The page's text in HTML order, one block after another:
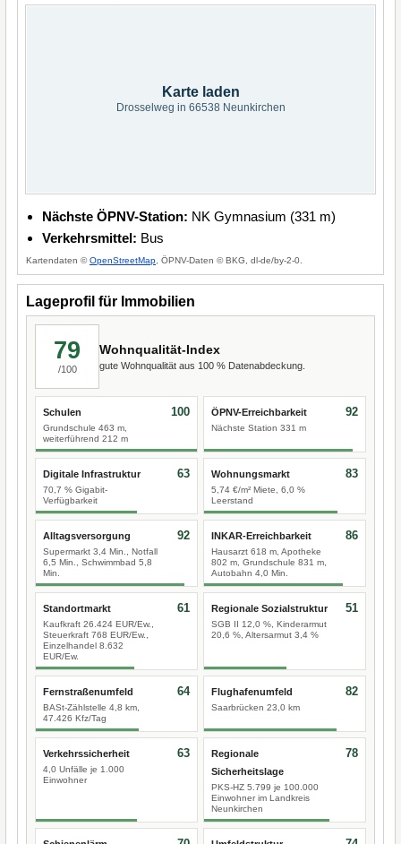
Karte laden
Drosselweg in 66538 Neunkirchen
Nächste ÖPNV-Station: NK Gymnasium (331 m)
Verkehrsmittel: Bus
Kartendaten ©OpenStreetMap , ÖPNV-Daten © BKG, dl-de/by-2-0.
Lageprofil für Immobilien
79
/100
Wohnqualität-Index
gute Wohnqualität aus 100 % Datenabdeckung.
Schulen
Grundschule 463 m,
weiterführend 212 m
100 ÖPNV-Erreichbarkeit
Nächste Station 331 m
92
Digitale Infrastruktur
70,7 % Gigabit-
Verfügbarkeit
63 Wohnungsmarkt
5,74 €/m² Miete, 6,0 %
Leerstand
83
Alltagsversorgung
Supermarkt 3,4 Min., Notfall
6,5 Min., Schwimmbad 5,8
Min.
92 INKAR-Erreichbarkeit
Hausarzt 618 m, Apotheke
802 m, Grundschule 831 m,
Autobahn 4,0 Min.
86
Standortmarkt
Kaufkraft 26.424 EUR/Ew.,
Steuerkraft 768 EUR/Ew.,
Einzelhandel 8.632
EUR/Ew.
61 Regionale Sozialstruktur
SGB II 12,0 %, Kinderarmut
20,6 %, Altersarmut 3,4 %
51
Fernstraßenumfeld
BASt-Zählstelle 4,8 km,
47.426 Kfz/Tag
64 Flughafenumfeld
Saarbrücken 23,0 km
82
Verkehrssicherheit
4,0 Unfälle je 1.000
Einwohner
63
Regionale
Sicherheitslage
PKS-HZ 5.799 je 100.000
Einwohner im Landkreis
Neunkirchen
78